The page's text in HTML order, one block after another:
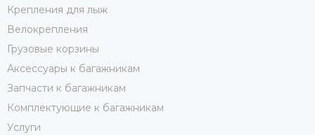
Крепления для лыж
Велокрепления
Грузовые корзины
Аксессуары к багажникам
Запчасти к багажникам
Комплектующие к багажникам
Услуги